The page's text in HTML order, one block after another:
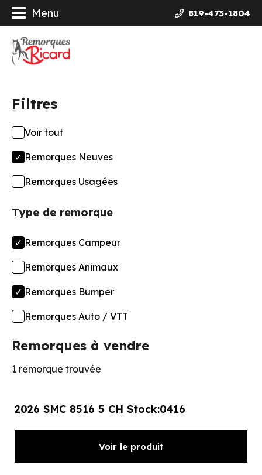
Menu 819-473-1804
nous
Filtres
Voir tout
Remorques Neuves
Remorques Usagées
Type de remorque
Remorques Campeur
Remorques Animaux
Remorques Bumper
Remorques Auto / VTT
Remorques à vendre
1 remorque trouvée
2026 SMC 8516 5 CH Stock:0416
Voir le produit